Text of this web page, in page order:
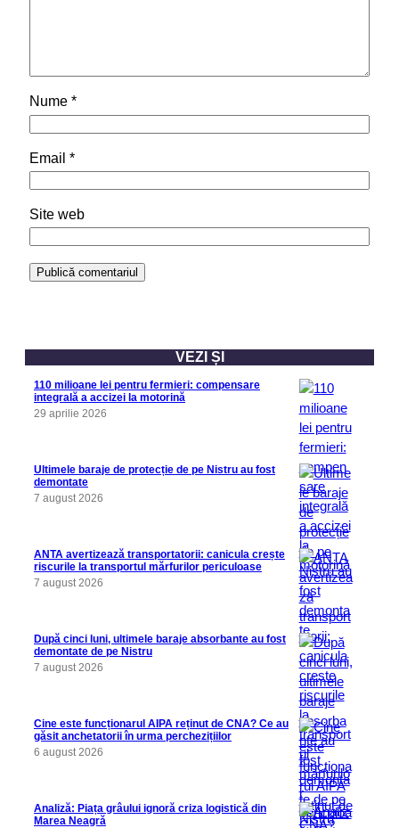
Nume *
Email *
Site web
VEZI ȘI
110 milioane lei pentru fermieri: compensare
integrală a accizei la motorină
29 aprilie 2026
Ultimele baraje de protecție de pe Nistru au fost
demontate
7 august 2026
ANTA avertizează transportatorii: canicula crește
riscurile la transportul mărfurilor periculoase
7 august 2026
După cinci luni, ultimele baraje absorbante au fost
demontate de pe Nistru
7 august 2026
Cine este funcționarul AIPA reținut de CNA? Ce au
găsit anchetatorii în urma perchezițiilor
6 august 2026
Analiză: Piața grâului ignoră criza logistică din
Marea Neagră